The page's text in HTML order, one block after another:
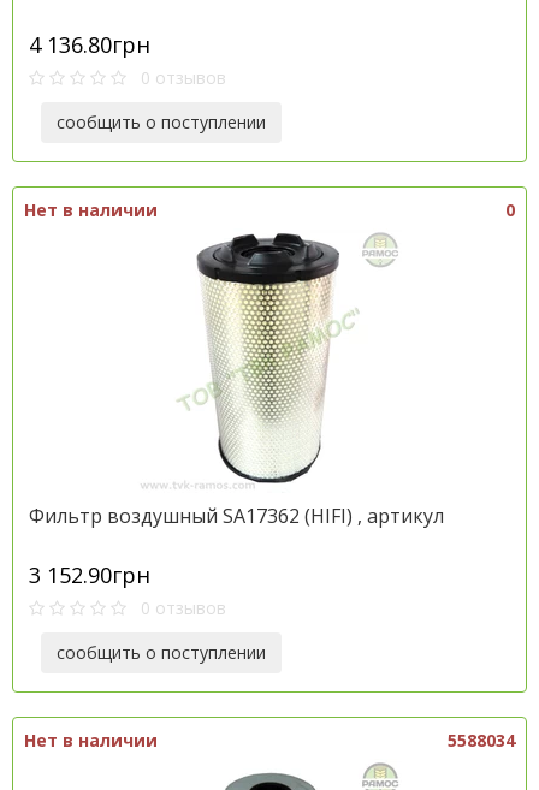
4 136.80грн
0 отзывов
сообщить о поступлении
Нет в наличии 0
Фильтр воздушный SA17362 (HІFІ) , артикул
3 152.90грн
0 отзывов
сообщить о поступлении
Нет в наличии 5588034